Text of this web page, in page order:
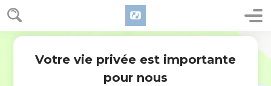
Jérémie 10
Ma tente est gâtée ; tous mes cordages sont rompus ; mes
enfants sont sortis d'auprès de moi, et ne sont plus ; il n'y a
plus personne qui dresse ma tente, et qui élève mes
Votre vie privée est importante
pour nous